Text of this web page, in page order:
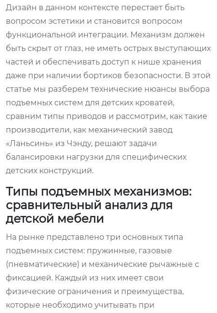
Дизайн в данном контексте перестает быть
вопросом эстетики и становится вопросом
функциональной интеграции. Механизм должен
быть скрыт от глаз, не иметь острых выступающих
частей и обеспечивать доступ к нише хранения
даже при наличии бортиков безопасности. В этой
статье мы разберем технические нюансы выбора
подъемных систем для детских кроватей,
сравним типы приводов и рассмотрим, как такие
производители, как механический завод
«Ланьсинь» из Чэнду, решают задачи
балансировки нагрузки для специфических
детских конструкций.
Типы подъемных механизмов:
сравнительный анализ для
детской мебели
На рынке представлено три основных типа
подъемных систем: пружинные, газовые
(пневматические) и механические рычажные с
фиксацией. Каждый из них имеет свои
физические ограничения и преимущества,
которые необходимо учитывать при